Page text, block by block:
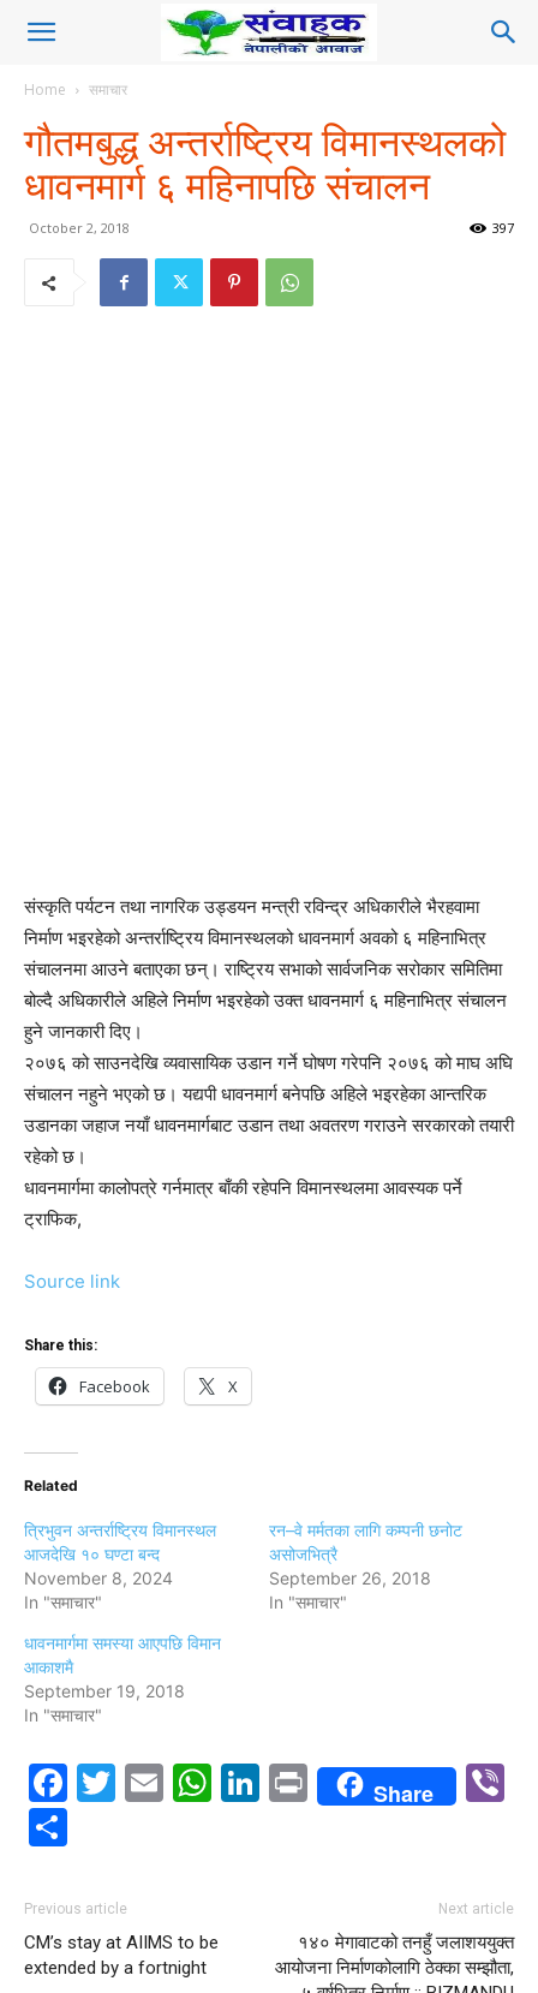
Home समाचार
गौतमबुद्ध अन्तर्राष्ट्रिय विमानस्थलको
धावनमार्ग ६ महिनापछि संचालन
October 2, 2018 397
संस्कृति पर्यटन तथा नागरिक उड्डयन मन्त्री रविन्द्र अधिकारीले भैरहवामा
निर्माण भइरहेको अन्तर्राष्ट्रिय विमानस्थलको धावनमार्ग अवको ६ महिनाभित्र
संचालनमा आउने बताएका छन्। राष्ट्रिय सभाको सार्वजनिक सरोकार समितिमा
बोल्दै अधिकारीले अहिले निर्माण भइरहेको उक्त धावनमार्ग ६ महिनाभित्र संचालन
हुने जानकारी दिए।
२०७६ को साउनदेखि व्यवासायिक उडान गर्ने घोषण गरेपनि २०७६ को माघ अघि
संचालन नहुने भएको छ। यद्यपी धावनमार्ग बनेपछि अहिले भइरहेका आन्तरिक
उडानका जहाज नयाँ धावनमार्गबाट उडान तथा अवतरण गराउने सरकारको तयारी
रहेको छ।
धावनमार्गमा कालोपत्रे गर्नमात्र बाँकी रहेपनि विमानस्थलमा आवस्यक पर्ने
ट्राफिक,
Source link
Share this:
Facebook X
Related
त्रिभुवन अन्तर्राष्ट्रिय विमानस्थल
आजदेखि १० घण्टा बन्द
November 8, 2024
In "समाचार"
रन–वे मर्मतका लागि कम्पनी छनोट
असोजभित्रै
September 26, 2018
In "समाचार"
धावनमार्गमा समस्या आएपछि विमान
आकाशमै
September 19, 2018
In "समाचार"
Facebook
Twitter
EmailWhatsApp
LinkedIn
PrintShare
Previous article
CM’s stay at AIIMS to be
extended by a fortnight
Next article
१४० मेगावाटको तनहुँ जलाशययुक्त
आयोजना निर्माणकोलागि ठेक्का सम्झौता,